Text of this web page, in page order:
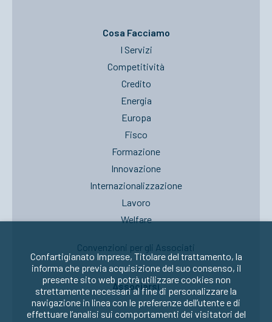
Cosa Facciamo
I Servizi
Competitività
Credito
Energia
Europa
Fisco
Formazione
Innovazione
Internazionalizzazione
Lavoro
Welfare
Convenzioni per gli Associati
Associarsi
Confartigianato Imprese, Titolare del trattamento, la
informa che previa acquisizione del suo consenso, il
presente sito web potrà utilizzare cookies non
strettamente necessari al fine di personalizzare la
navigazione in linea con le preferenze dell’utente e di
effettuare l’analisi sui comportamenti dei visitatori del